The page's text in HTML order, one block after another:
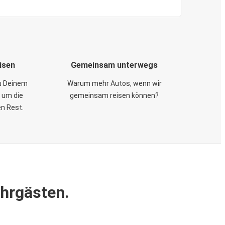
Deinem
die
Rest.
Gemeinsam unterwegs
Warum mehr Autos, wenn wir
gemeinsam reisen können?